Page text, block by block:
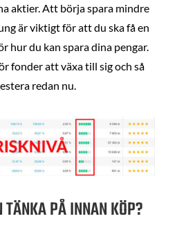
aktier. Att börja spara mindre
är viktigt för att du ska få en
hur du kan spara dina pengar.
fonder att växa till sig och så
redan nu.
PÅ INNAN KÖP?